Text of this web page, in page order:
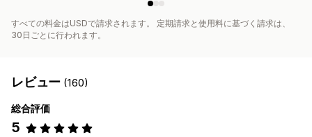
すべての料金はUSDで請求されます。 定期請求と使用料に基づく請求は、
30日ごとに行われます。
レビュー (160)
総合評価
5